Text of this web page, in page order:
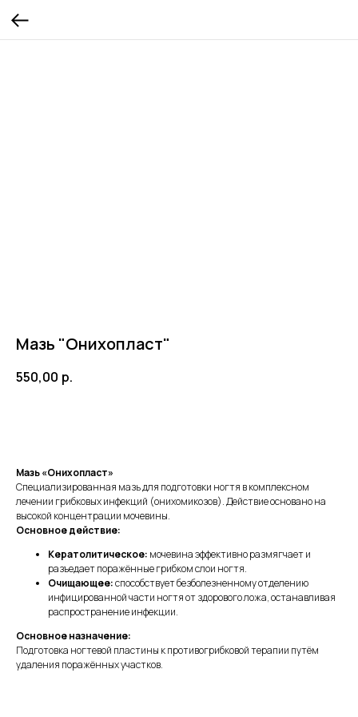
Мазь "Онихопласт"
550,00 р.
Мазь «Онихопласт»
Специализированная мазь для подготовки ногтя в комплексном
лечении грибковых инфекций (онихомикозов). Действие основано на
высокой концентрации мочевины.
Основное действие:
Кератолитическое: мочевина эффективно размягчает и
разъедает поражённые грибком слои ногтя.
Очищающее:способствует безболезненному отделению
инфицированной части ногтя от здорового ложа, останавливая
распространение инфекции.
Основное назначение:
Подготовка ногтевой пластины к противогрибковой терапии путём
удаления поражённых участков.